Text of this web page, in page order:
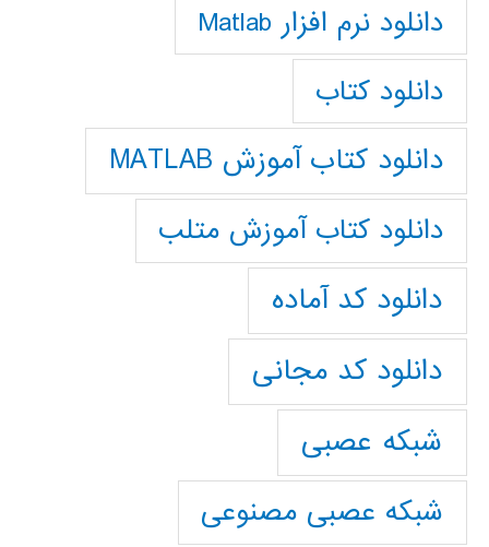
دانلود نرم افزار Matlab
دانلود کتاب
دانلود کتاب آموزش MATLAB
دانلود کتاب آموزش متلب
دانلود کد آماده
دانلود کد مجانی
شبکه عصبی
شبکه عصبی مصنوعی